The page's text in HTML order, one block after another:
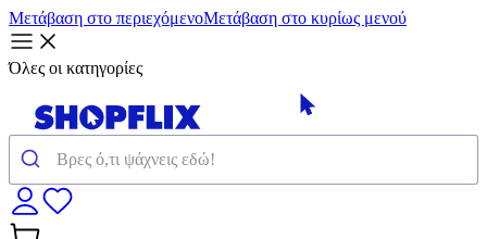
Μετάβαση στο περιεχόμενοΜετάβαση στο κυρίως μενού
Όλες οι κατηγορίες